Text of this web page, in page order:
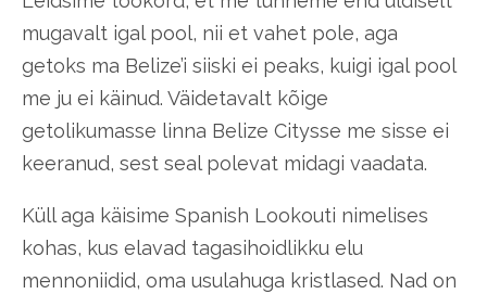
mugavalt igal pool, nii et vahet pole, aga
getoks ma Belize’i siiski ei peaks, kuigi igal pool
me ju ei käinud. Väidetavalt kõige
getolikumasse linna Belize Citysse me sisse ei
keeranud, sest seal polevat midagi vaadata.
Küll aga käisime Spanish Lookouti nimelises
kohas, kus elavad tagasihoidlikku elu
mennoniidid, oma usulahuga kristlased. Nad on